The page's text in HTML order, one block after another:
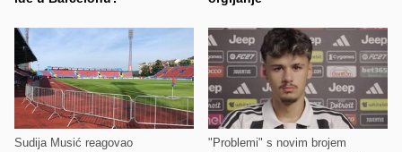
Sudija Musić reagovao "Problemi" s novim brojem